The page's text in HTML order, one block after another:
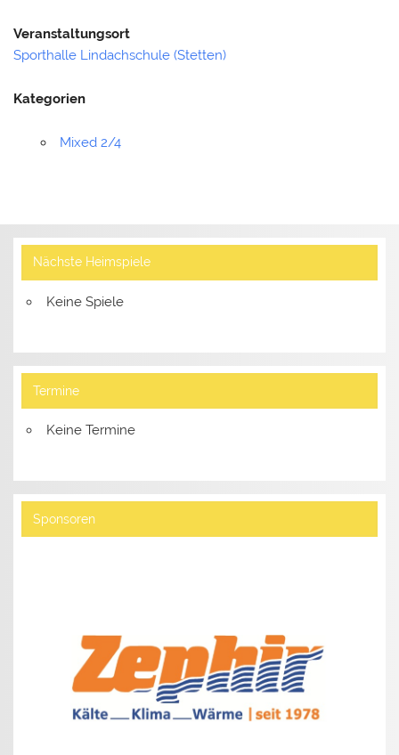
Veranstaltungsort
Sporthalle Lindachschule (Stetten)
Kategorien
Mixed 2/4
Nächste Heimspiele
Keine Spiele
Termine
Keine Termine
Sponsoren